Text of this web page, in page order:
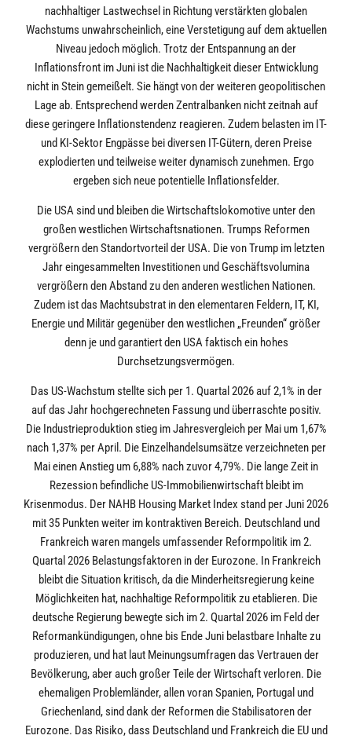
nachhaltiger Lastwechsel in Richtung verstärkten globalen
Wachstums unwahrscheinlich, eine Verstetigung auf dem aktuellen
Niveau jedoch möglich. Trotz der Entspannung an der
Inflationsfront im Juni ist die Nachhaltigkeit dieser Entwicklung
nicht in Stein gemeißelt. Sie hängt von der weiteren geopolitischen
Lage ab. Entsprechend werden Zentralbanken nicht zeitnah auf
diese geringere Inflationstendenz reagieren. Zudem belasten im IT-
und KI-Sektor Engpässe bei diversen IT-Gütern, deren Preise
explodierten und teilweise weiter dynamisch zunehmen. Ergo
ergeben sich neue potentielle Inflationsfelder.
Die USA sind und bleiben die Wirtschaftslokomotive unter den
großen westlichen Wirtschaftsnationen. Trumps Reformen
vergrößern den Standortvorteil der USA. Die von Trump im letzten
Jahr eingesammelten Investitionen und Geschäftsvolumina
vergrößern den Abstand zu den anderen westlichen Nationen.
Zudem ist das Machtsubstrat in den elementaren Feldern, IT, KI,
Energie und Militär gegenüber den westlichen „Freunden“ größer
denn je und garantiert den USA faktisch ein hohes
Durchsetzungsvermögen.
Das US-Wachstum stellte sich per 1. Quartal 2026 auf 2,1% in der
auf das Jahr hochgerechneten Fassung und überraschte positiv.
Die Industrieproduktion stieg im Jahresvergleich per Mai um 1,67%
nach 1,37% per April. Die Einzelhandelsumsätze verzeichneten per
Mai einen Anstieg um 6,88% nach zuvor 4,79%. Die lange Zeit in
Rezession befindliche US-Immobilienwirtschaft bleibt im
Krisenmodus. Der NAHB Housing Market Index stand per Juni 2026
mit 35 Punkten weiter im kontraktiven Bereich. Deutschland und
Frankreich waren mangels umfassender Reformpolitik im 2.
Quartal 2026 Belastungsfaktoren in der Eurozone. In Frankreich
bleibt die Situation kritisch, da die Minderheitsregierung keine
Möglichkeiten hat, nachhaltige Reformpolitik zu etablieren. Die
deutsche Regierung bewegte sich im 2. Quartal 2026 im Feld der
Reformankündigungen, ohne bis Ende Juni belastbare Inhalte zu
produzieren, und hat laut Meinungsumfragen das Vertrauen der
Bevölkerung, aber auch großer Teile der Wirtschaft verloren. Die
ehemaligen Problemländer, allen voran Spanien, Portugal und
Griechenland, sind dank der Reformen die Stabilisatoren der
Eurozone. Das Risiko, dass Deutschland und Frankreich die EU und